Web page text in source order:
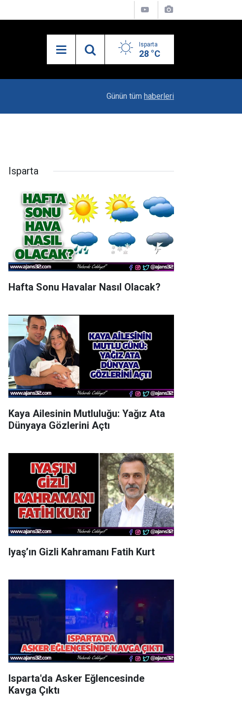
Isparta
28 °C
Iyaş’ın Gizli Kahramanı Fatih Kurt
Günün tüm haberleri
Isparta
Hafta Sonu Havalar Nasıl Olacak?
Kaya Ailesinin Mutluluğu: Yağız Ata
Dünyaya Gözlerini Açtı
Iyaş’ın Gizli Kahramanı Fatih Kurt
Isparta'da Asker Eğlencesinde
Kavga Çıktı